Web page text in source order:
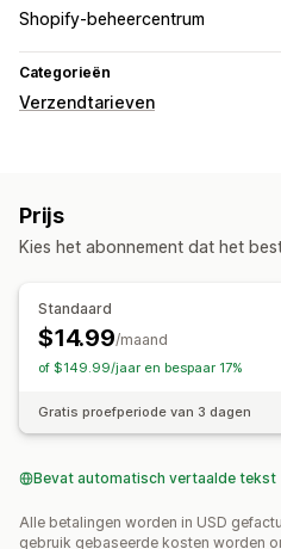
Shopify-beheercentrum
Categorieën
Verzendtarieven
Afhankelijk van klant
Gewichtsafhankelijk
Aanpassing
Percentages opnieuw bestellen
Prijs
Kies het abonnement dat het
Standaard
$14.99/maand
of $149.99/jaar en bespaar 17%
Gratis proefperiode van 3 dagen
Bevat automatisch vertaalde tekst
Alle betalingen worden in USD
gebruik gebaseerde kosten worden